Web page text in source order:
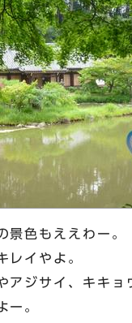
景色もええわー。
レイやよ。
アジサイ、キキョ
ー。